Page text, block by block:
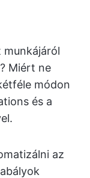
munkájáról
Miért ne
módon
és a
az